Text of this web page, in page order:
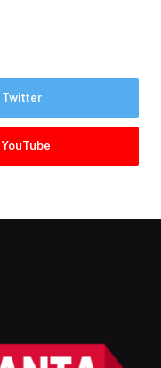
Twitter
YouTube